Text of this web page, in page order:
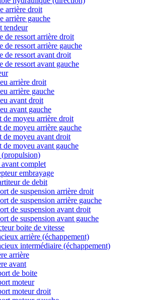
arrière droit
arrière gauche
tendeur
de ressort arrière droit
de ressort arrière gauche
de ressort avant droit
de ressort avant gauche
arrière droit
arrière gauche
avant droit
avant gauche
de moyeu arrière droit
de moyeu arrière gauche
de moyeu avant droit
de moyeu avant gauche
(propulsion)
complet
embrayage
de debit
de suspension arrière droit
de suspension arrière gauche
de suspension avant droit
de suspension avant gauche
boite de vitesse
arrière (échappement)
intermédiaire (échappement)
arrière
avant
de boite
moteur
moteur droit